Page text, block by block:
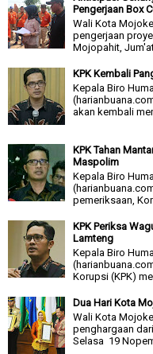
Pengerjaan Box
Wali Kota
pengerjaan
Mojopahit,
KPK Kembali
Kepala Biro
akan kembali
KPK Tahan
Maspolim
Kepala Biro
pemeriksaan,
KPK Periksa
Lamteng
Kepala Biro
Korupsi (KPK)
Dua Hari Kota
Wali Kota
penghargaan
Selasa 19